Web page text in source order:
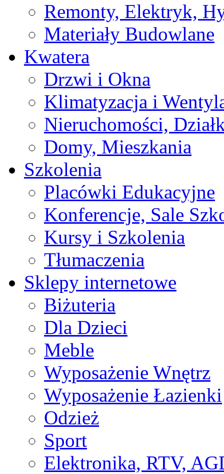
Remonty, Elektryk,
Materiały Budowlane
Kwatera
Drzwi i Okna
Klimatyzacja i
Nieruchomości,
Domy, Mieszkania
Szkolenia
Placówki Edukacyjne
Konferencje, Sale
Kursy i Szkolenia
Tłumaczenia
Sklepy internetowe
Biżuteria
Dla Dzieci
Meble
Wyposażenie Wnętrz
Wyposażenie Łazienki
Odzież
Sport
Elektronika, RTV,